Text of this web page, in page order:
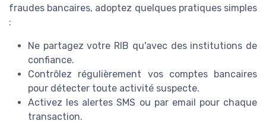
fraudes bancaires, adoptez quelques pratiques simples
:
Ne partagez votre RIB qu'avec des institutions de
confiance.
Contrôlez régulièrement vos comptes bancaires
pour détecter toute activité suspecte.
Activez les alertes SMS ou par email pour chaque
transaction.